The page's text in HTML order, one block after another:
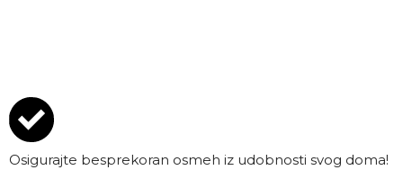
Osigurajte besprekoran osmeh iz udobnosti svog doma!